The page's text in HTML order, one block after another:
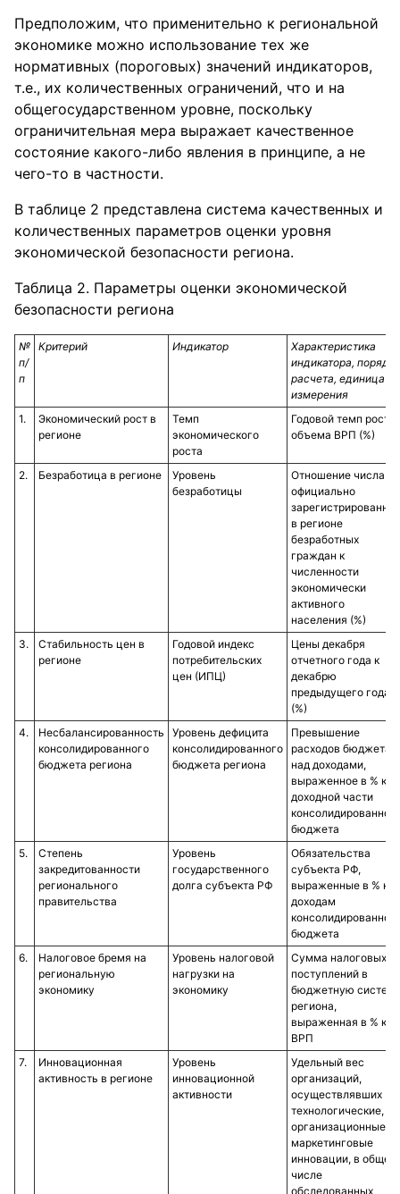
Предположим, что применительно к региональной
экономике можно использование тех же
нормативных (пороговых) значений индикаторов,
т.е., их количественных ограничений, что и на
общегосударственном уровне, поскольку
ограничительная мера выражает качественное
состояние какого-либо явления в принципе, а не
чего-то в частности.
В таблице 2 представлена система качественных и
количественных параметров оценки уровня
экономической безопасности региона.
Таблица 2. Параметры оценки экономической
безопасности региона
№
п/
п
Критерий Индикатор
Характеристика
индикатора, порядок
расчета, единица
измерения
1.​
Экономический рост в
регионе
Темп
экономического
роста
Годовой темп роста
объема ВРП (%)
2.​ Безработица в регионе
Уровень
безработицы
Отношение числа
официально
в регионе
безработных
граждан к
численности
экономически
активного
населения (%)
3.​
Стабильность цен в
регионе
Годовой индекс
потребительских
цен (ИПЦ)
Цены декабря
отчетного года к
декабрю
предыдущего года
(%)
4.​
Несбалансированность
консолидированного
бюджета региона
Уровень дефицита
консолидированного
бюджета региона
Превышение
расходов бюджета
над доходами,
выраженное в % к
доходной части
бюджета
5.​
Степень
закредитованности
регионального
правительства
Уровень
государственного
долга субъекта РФ
Обязательства
субъекта РФ,
выраженные в % к
доходам
бюджета
6.​
Налоговое бремя на
региональную
экономику
Уровень налоговой
нагрузки на
экономику
Сумма налоговых
поступлений в
бюджетную
региона,
выраженная в % к
ВРП
7.​
Инновационная
активность в регионе
Уровень
инновационной
активности
Удельный вес
организаций,
осуществлявших
технологические,
организационные,
маркетинговые
инновации, в общем
числе
обследованных